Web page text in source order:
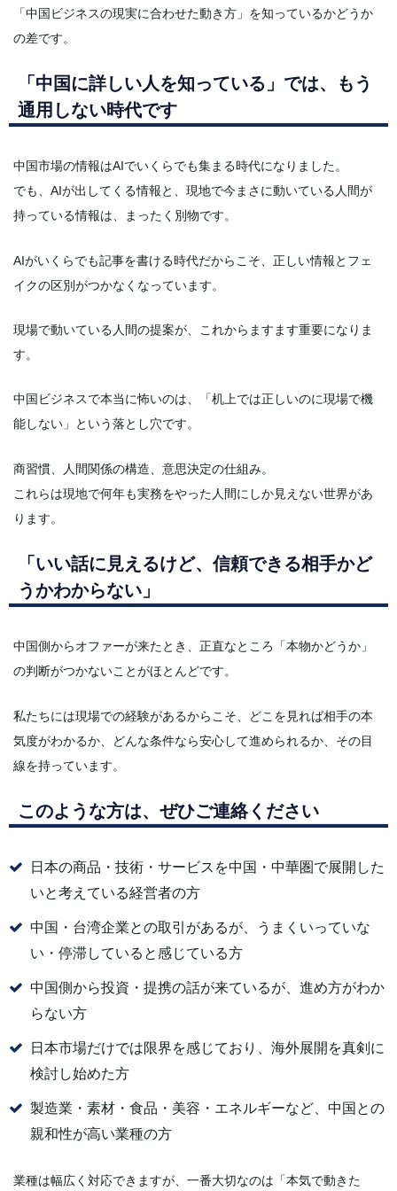
「中国ビジネスの現実に合わせた動き方」を知っているかどうか
の差です。
「中国に詳しい人を知っている」では、もう
通用しない時代です
中国市場の情報はAIでいくらでも集まる時代になりました。
でも、AIが出してくる情報と、現地で今まさに動いている人間が
持っている情報は、まったく別物です。
AIがいくらでも記事を書ける時代だからこそ、正しい情報とフェ
イクの区別がつかなくなっています。
現場で動いている人間の提案が、これからますます重要になりま
す。
中国ビジネスで本当に怖いのは、「机上では正しいのに現場で機
能しない」という落とし穴です。
商習慣、人間関係の構造、意思決定の仕組み。
これらは現地で何年も実務をやった人間にしか見えない世界があ
ります。
「いい話に見えるけど、信頼できる相手かど
うかわからない」
中国側からオファーが来たとき、正直なところ「本物かどうか」
の判断がつかないことがほとんどです。
私たちには現場での経験があるからこそ、どこを見れば相手の本
気度がわかるか、どんな条件なら安心して進められるか、その目
線を持っています。
このような方は、ぜひご連絡ください
日本の商品・技術・サービスを中国・中華圏で展開した
いと考えている経営者の方
中国・台湾企業との取引があるが、うまくいっていな
い・停滞していると感じている方
中国側から投資・提携の話が来ているが、進め方がわか
らない方
日本市場だけでは限界を感じており、海外展開を真剣に
検討し始めた方
製造業・素材・食品・美容・エネルギーなど、中国との
親和性が高い業種の方
業種は幅広く対応できますが、一番大切なのは「本気で動きた